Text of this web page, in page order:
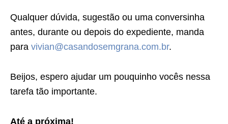
Qualquer dúvida, sugestão ou uma conversinha
antes, durante ou depois do expediente, manda
para vivian@casandosemgrana.com.br.
Beijos, espero ajudar um pouquinho vocês nessa
tarefa tão importante.
Até a próxima!